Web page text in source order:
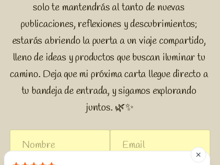
solo te mantendrás al tanto de nuevas
publicaciones, reflexiones y descubrimientos;
estarás abriendo la puerta a un viaje compartido,
lleno de ideas y productos que buscan iluminar tu
camino. Deja que mi próxima carta llegue directo a
tu bandeja de entrada, y sigamos explorando
juntos. 🌿✨